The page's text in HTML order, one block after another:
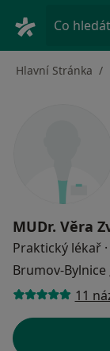
Co
Hlavní Stránka
MUDr. Věra
Praktický lékař ·
Brumov-Bylnice
11